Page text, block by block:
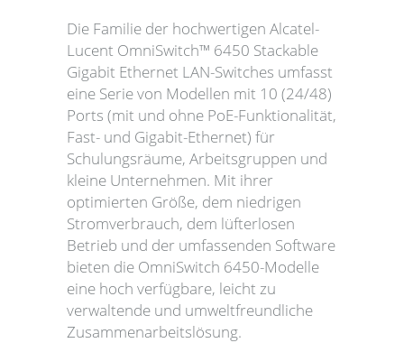
Die Familie der hochwertigen Alcatel-
Lucent OmniSwitch™ 6450 Stackable
Gigabit Ethernet LAN-Switches umfasst
eine Serie von Modellen mit 10 (24/48)
Ports (mit und ohne PoE-Funktionalität,
Fast- und Gigabit-Ethernet) für
Schulungsräume, Arbeitsgruppen und
kleine Unternehmen. Mit ihrer
optimierten Größe, dem niedrigen
Stromverbrauch, dem lüfterlosen
Betrieb und der umfassenden Software
bieten die OmniSwitch 6450-Modelle
eine hoch verfügbare, leicht zu
verwaltende und umweltfreundliche
Zusammenarbeitslösung.